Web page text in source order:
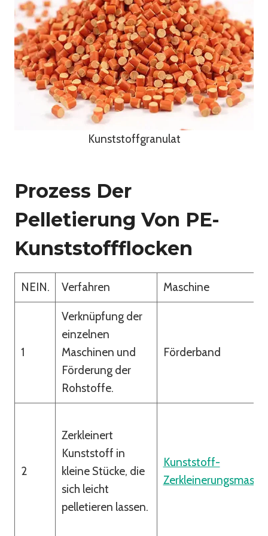
Kunststoffgranulat
Prozess Der
Pelletierung Von PE-
Kunststoffflocken
NEIN. Verfahren Maschine
1
Verknüpfung der
einzelnen
Maschinen und
Förderung der
Rohstoffe.
Förderband
2
Zerkleinert
Kunststoff in
kleine Stücke, die
sich leicht
pelletieren lassen.
Kunststoff-